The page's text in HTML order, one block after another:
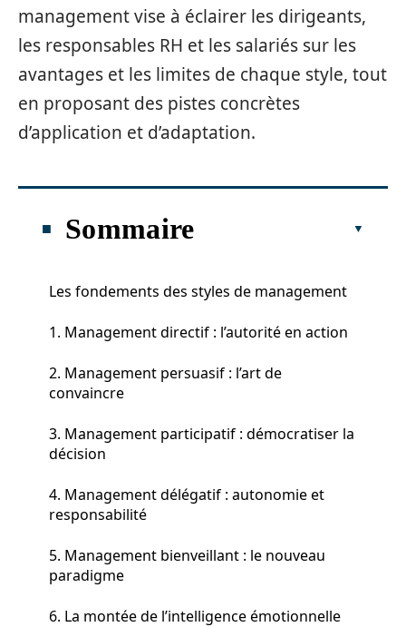
management vise à éclairer les dirigeants,
les responsables RH et les salariés sur les
avantages et les limites de chaque style, tout
en proposant des pistes concrètes
d’application et d’adaptation.
Sommaire
Les fondements des styles de management
1. Management directif : l’autorité en action
2. Management persuasif : l’art de
convaincre
3. Management participatif : démocratiser la
décision
4. Management délégatif : autonomie et
responsabilité
5. Management bienveillant : le nouveau
paradigme
6. La montée de l’intelligence émotionnelle